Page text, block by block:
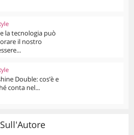
la tecnologia può
il nostro
Double: cos’è e
conta nel...
Sull'Autore